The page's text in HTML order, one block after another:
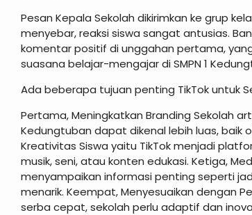
Pesan Kepala Sekolah dikirimkan ke grup
menyebar, reaksi siswa sangat antusias.
komentar positif di unggahan pertama,
suasana belajar-mengajar di SMPN 1
Ada beberapa tujuan penting TikTok untuk
Pertama, Meningkatkan Branding Sekolah
Kedungtuban dapat dikenal lebih luas, baik
Kreativitas Siswa yaitu TikTok menjadi
musik, seni, atau konten edukasi. Ketiga,
menyampaikan informasi penting seperti
menarik. Keempat, Menyesuaikan dengan
serba cepat, sekolah perlu adaptif dan